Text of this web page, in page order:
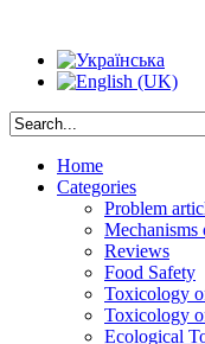
Home
Categories
Problem
Reviews
Food Safety
Toxicology
Toxicology
Ecological